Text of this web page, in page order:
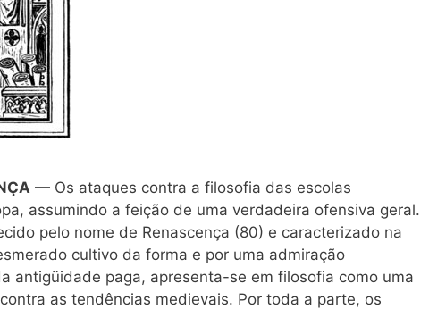
— Os ataques contra a filosofia das escolas
assumindo a feição de uma verdadeira ofensiva geral.
pelo nome de Renascença (80) e caracterizado na
cultivo da forma e por uma admiração
antigüidade paga, apresenta-se em filosofia como uma
as tendências medievais. Por toda a parte, os